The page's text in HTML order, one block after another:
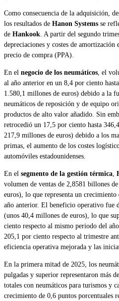
Como consecuencia de la adquisición,
los resultados de Hanon Systems se
de Hankook. A partir del segundo
depreciaciones y costes de
precio de compra (PPA).
En el negocio de los neumáticos, el
al año anterior en un 8,4 por ciento
1.580,1 millones de euros) debido a la
neumáticos de reposición y de equipo
productos de alto valor añadido. Sin
retrocedió un 17,5 por ciento hasta
217,9 millones de euros) debido a los
primas, el aumento de los costes
automóviles estadounidenses.
En el segmento de la gestión térmica,
volumen de ventas de 2,8581 billones
euros), lo que representa un
año anterior. El beneficio operativo fue
(unos 40,4 millones de euros), lo que
ciento respecto al mismo periodo del
205,1 por ciento respecto al trimestre
eficiencia operativa mejorada y las
En la primera mitad de 2025, los
pulgadas y superior representaron más
totales con neumáticos para turismos y
crecimiento de 0,6 puntos porcentuales